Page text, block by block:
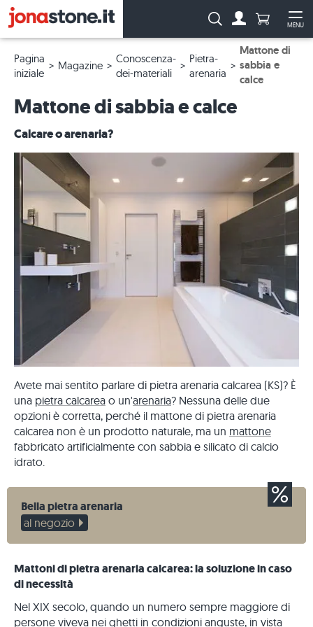
MENU
Ricerca: Numero di
Pagina
iniziale
Magazine
Conoscenza-
dei-materiali
Pietra-
arenaria
Mattone di
sabbia e
calce
Mattone di sabbia e calce
Calcare o arenaria?
Avete mai sentito parlare di pietra arenaria calcarea (KS)? È
una pietra calcarea o un'arenaria? Nessuna delle due
opzioni è corretta, perché il mattone di pietra arenaria
calcarea non è un prodotto naturale, ma un mattone
fabbricato artificialmente con sabbia e silicato di calcio
idrato.
Bella pietra arenaria
al negozio
Mattoni di pietra arenaria calcarea: la soluzione in caso
di necessità
Nel XIX secolo, quando un numero sempre maggiore di
persone viveva nei ghetti in condizioni anguste, in vista